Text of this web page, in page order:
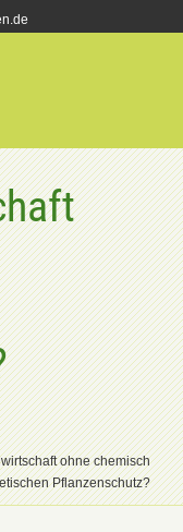
ohne chemisch
Pflanzenschutz?